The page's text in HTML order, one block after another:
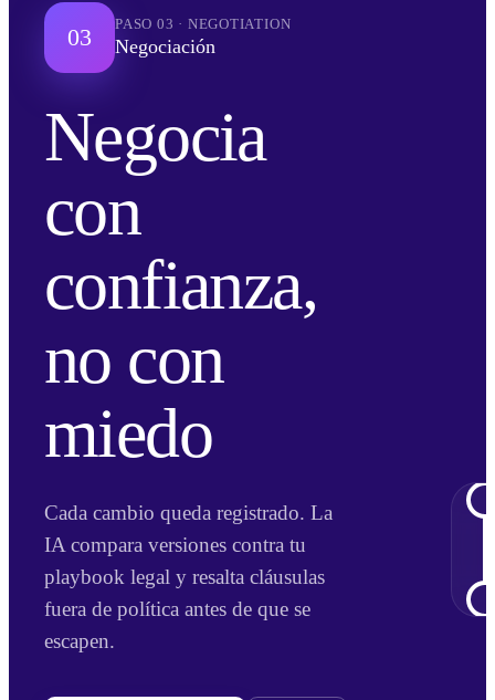
03 PASO 03 · NEGOTIATION
Negociación
Negocia
con
confianza,
no con
miedo
Cada cambio queda registrado. La
IA compara versiones contra tu
playbook legal y resalta cláusulas
fuera de política antes de que se
escapen.